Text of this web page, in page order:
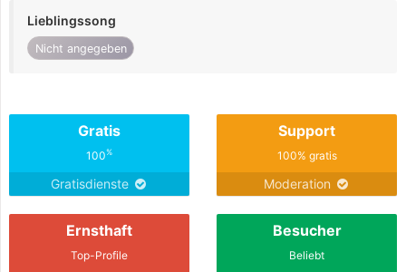
Lieblingssong
Nicht angegeben
Gratis
100%
Gratisdienste
Support
100% gratis
Moderation
Ernsthaft
Top-Profile
Besucher
Beliebt